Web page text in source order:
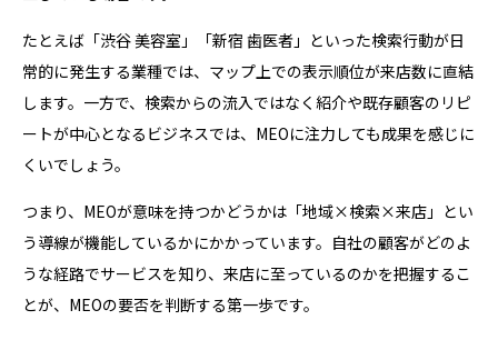
たとえば「渋谷 美容室」「新宿 歯医者」といった検索行動が日
常的に発生する業種では、マップ上での表示順位が来店数に直結
します。一方で、検索からの流入ではなく紹介や既存顧客のリピ
ートが中心となるビジネスでは、MEOに注力しても成果を感じに
くいでしょう。
つまり、MEOが意味を持つかどうかは「地域×検索×来店」とい
う導線が機能しているかにかかっています。自社の顧客がどのよ
うな経路でサービスを知り、来店に至っているのかを把握するこ
とが、MEOの要否を判断する第一歩です。